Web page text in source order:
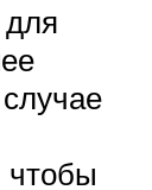
чтобы